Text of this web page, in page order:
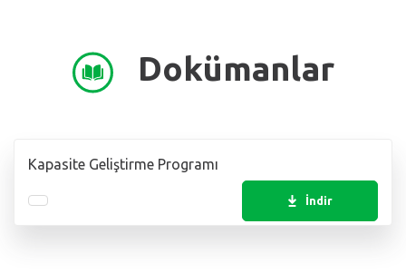
Dokümanlar
Kapasite Geliştirme Programı
İndir